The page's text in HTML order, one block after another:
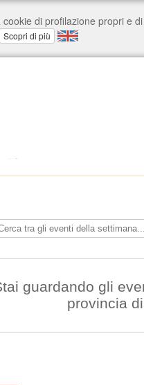
guardando gli
provincia